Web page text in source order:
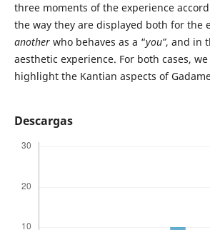
three moments of the experience
the way they are displayed both for the
anotherwho behaves as a “you”, and in
aesthetic experience. For both cases,
highlight the Kantian aspects of
Descargas